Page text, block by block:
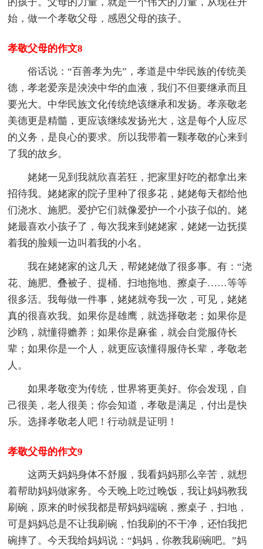
始，做一个孝敬父母，感恩父母的孩子。
孝敬父母的作文8
俗话说：“百善孝为先”，孝道是中华民族的传统美
德，孝老爱亲是泱泱中华的血液，我们不但要继承而且
要光大。中华民族文化传统绝该继承和发扬。孝亲敬老
美德更是精髓，更应该继续发扬光大，这是每个人应尽
的义务，是良心的要求。所以我带着一颗孝敬的心来到
了我的故乡。
姥姥一见到我就欣喜若狂，把家里好吃的都拿出来
招待我。姥姥家的院子里种了很多花，姥姥每天都给他
们浇水、施肥。爱护它们就像爱护一个小孩子似的。姥
姥最喜欢小孩子了，每次我来到姥姥家，姥姥一边抚摸
着我的脸颊一边叫着我的小名。
我在姥姥家的这几天，帮姥姥做了很多事。有：“浇
花、施肥、叠被子、提桶、扫地拖地、擦桌子……等等
很多活。我每做一件事，姥姥就夸我一次，可见，姥姥
真的很喜欢我。如果你是雄鹰，就选择敬老；如果你是
沙鸥，就懂得赡养；如果你是麻雀，就会自觉服侍长
辈；如果你是一个人，就更应该懂得服侍长辈，孝敬老
人。
如果孝敬变为传统，世界将更美好。你会发现，自
己很美，老人很美；你会知道，孝敬是满足，付出是快
乐。选择孝敬老人吧！行动就是证明！
孝敬父母的作文9
这两天妈妈身体不舒服，我看妈妈那么辛苦，就想
着帮助妈妈做家务。今天晚上吃过晚饭，我让妈妈教我
刷碗，原来的时候我都是帮妈妈端碗，擦桌子，扫地，
可是妈妈总是不让我刷碗，怕我刷的不干净，还怕我把
碗摔了。今天我给妈妈说：“妈妈，你教我刷碗吧。”妈